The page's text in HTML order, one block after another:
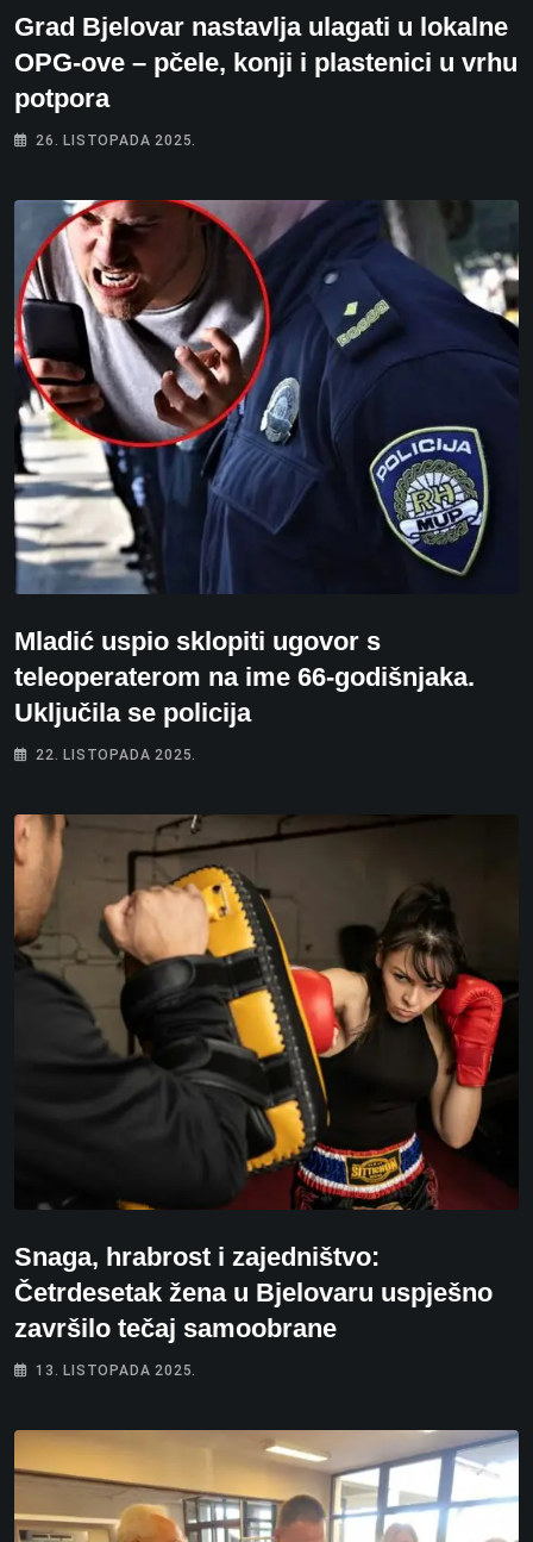
Grad Bjelovar nastavlja ulagati u lokalne
OPG-ove – pčele, konji i plastenici u vrhu
potpora
26. LISTOPADA 2025.
Mladić uspio sklopiti ugovor s
teleoperaterom na ime 66-godišnjaka.
Uključila se policija
22. LISTOPADA 2025.
Snaga, hrabrost i zajedništvo:
Četrdesetak žena u Bjelovaru uspješno
završilo tečaj samoobrane
13. LISTOPADA 2025.